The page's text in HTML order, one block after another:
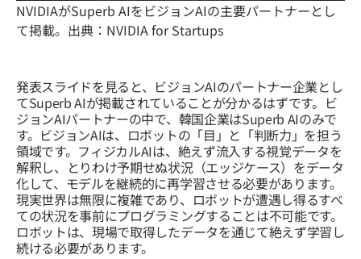
NVIDIAがSuperb AIをビジョンAIの主要パートナーとし
て掲載。出典：NVIDIA for Startups
発表スライドを見ると、ビジョンAIのパートナー企業とし
てSuperb AIが掲載されていることが分かるはずです。ビ
ジョンAIパートナーの中で、韓国企業はSuperb AIのみで
す。ビジョンAIは、ロボットの「目」と「判断力」を担う
領域です。フィジカルAIは、絶えず流入する視覚データを
解釈し、とりわけ予期せぬ状況（エッジケース）をデータ
化して、モデルを継続的に再学習させる必要があります。
現実世界は無限に複雑であり、ロボットが遭遇し得るすべ
ての状況を事前にプログラミングすることは不可能です。
ロボットは、現場で取得したデータを通じて絶えず学習し
続ける必要があります。